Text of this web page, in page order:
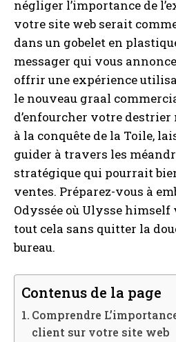
négliger l’importance de
votre site web serait
dans un gobelet en
messager qui vous
offrir une expérience
le nouveau graal
d’enfourcher votre
à la conquête de la Toile,
guider à travers les
stratégique qui pourrait
ventes. Préparez-vous à
Odyssée où Ulysse
tout cela sans quitter la
bureau.
Contenus de la page
Comprendre
client sur votre site web